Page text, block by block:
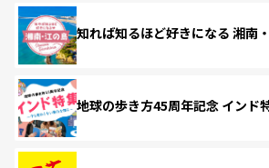
知れば知るほど好きになる 湘南
地球の歩き方45周年記念 インド